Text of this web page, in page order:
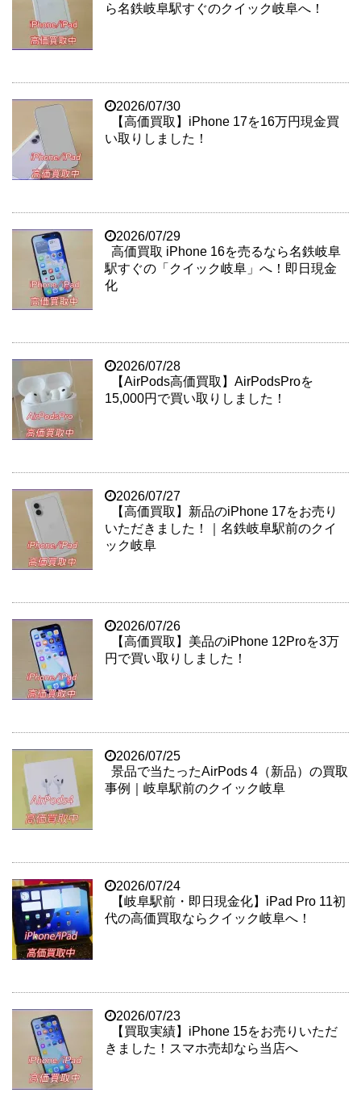
ら名鉄岐阜駅すぐのクイック岐阜へ！
2026/07/30
【高価買取】iPhone 17を16万円現金買
い取りしました！
2026/07/29
高価買取 iPhone 16を売るなら名鉄岐阜
駅すぐの「クイック岐阜」へ！即日現金
化
2026/07/28
【AirPods高価買取】AirPodsProを
15,000円で買い取りしました！
2026/07/27
【高価買取】新品のiPhone 17をお売り
いただきました！｜名鉄岐阜駅前のクイ
ック岐阜
2026/07/26
【高価買取】美品のiPhone 12Proを3万
円で買い取りしました！
2026/07/25
景品で当たったAirPods 4（新品）の買取
事例｜岐阜駅前のクイック岐阜
2026/07/24
【岐阜駅前・即日現金化】iPad Pro 11初
代の高価買取ならクイック岐阜へ！
2026/07/23
【買取実績】iPhone 15をお売りいただ
きました！スマホ売却なら当店へ